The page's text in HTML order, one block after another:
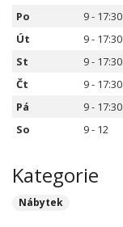
Po
9 - 17:30
Út
9 - 17:30
St
9 - 17:30
Čt
9 - 17:30
Pá
9 - 17:30
So 9 - 12
Kategorie
Nábytek